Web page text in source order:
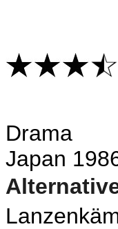
Drama
Japan